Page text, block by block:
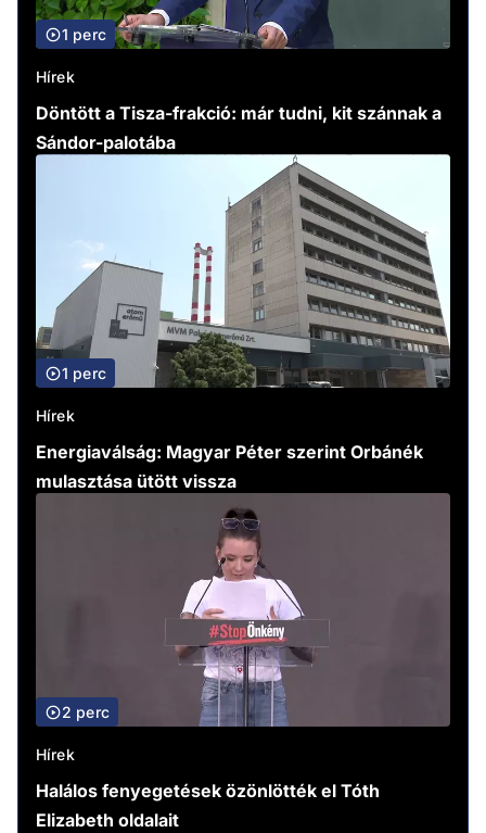
1 perc
Hírek
Döntött a Tisza-frakció: már tudni, kit szánnak a
Sándor-palotába
1 perc
Hírek
Energiaválság: Magyar Péter szerint Orbánék
mulasztása ütött vissza
2 perc
Hírek
Halálos fenyegetések özönlötték el Tóth
Elizabeth oldalait